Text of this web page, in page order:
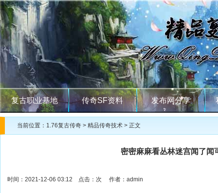
复古职业基地 传奇SF资料 发布网分享
当前位置： 1.76复古传奇 > 精品传奇技术 > 正文
密密麻麻看丛林迷宫闻了闻
时间：2021-12-06 03:12 点击： 次 作者：admin